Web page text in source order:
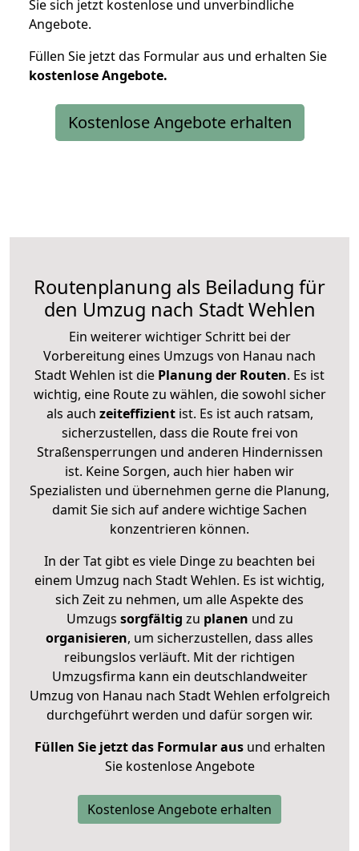
Sie sich jetzt kostenlose und unverbindliche
Angebote.
Füllen Sie jetzt das Formular aus und erhalten Sie
kostenloseAngebote.
Kostenlose Angebote erhalten
Routenplanung als Beiladung für
den Umzug nach Stadt Wehlen
Ein weiterer wichtiger Schritt bei der
Vorbereitung eines Umzugs von Hanau nach
Stadt Wehlen ist die Planung der Routen. Es ist
wichtig, eine Route zu wählen, die sowohl sicher
als auch zeiteffizientist. Es ist auch ratsam,
sicherzustellen, dass die Route frei von
Straßensperrungen und anderen Hindernissen
ist. Keine Sorgen, auch hier haben wir
Spezialisten und übernehmen gerne die Planung,
damit Sie sich auf andere wichtige Sachen
konzentrieren können.
In der Tat gibt es viele Dinge zu beachten bei
einem Umzug nach Stadt Wehlen. Es ist wichtig,
sich Zeit zu nehmen, um alle Aspekte des
Umzugs sorgfältig zu planen und zu
organisieren, um sicherzustellen, dass alles
reibungslos verläuft. Mit der richtigen
Umzugsfirma kann ein deutschlandweiter
Umzug von Hanau nach Stadt Wehlen erfolgreich
durchgeführt werden und dafür sorgen wir.
Füllen Sie jetzt das Formular ausund erhalten
Sie kostenlose Angebote
Kostenlose Angebote erhalten